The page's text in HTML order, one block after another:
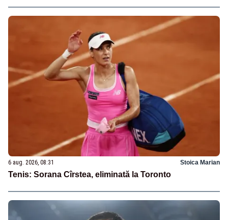
6 aug. 2026, 08:31 Stoica Marian
Tenis: Sorana Cîrstea, eliminată la Toronto